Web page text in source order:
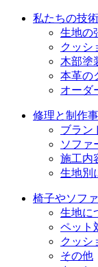
私たちの技術
生地の
クッシ
木部塗
本革の
オーダ
修理と制作
ブラン
ソファ
施工内
生地別
椅子やソフ
生地に
ペット
クッシ
その他